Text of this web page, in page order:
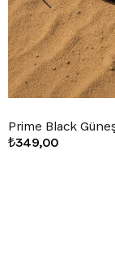
₺349,00